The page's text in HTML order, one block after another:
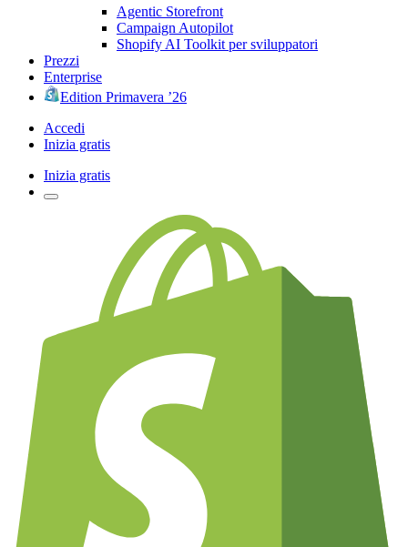
Agentic Storefront
Campaign Autopilot
Shopify AI Toolkit per sviluppatori
Prezzi
Enterprise
Edition Primavera ’26
Accedi
Inizia gratis
Inizia gratis